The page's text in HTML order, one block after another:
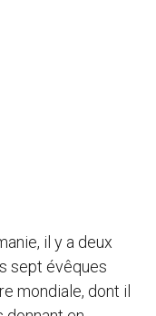
il y a deux
sept évêques
mondiale, dont il